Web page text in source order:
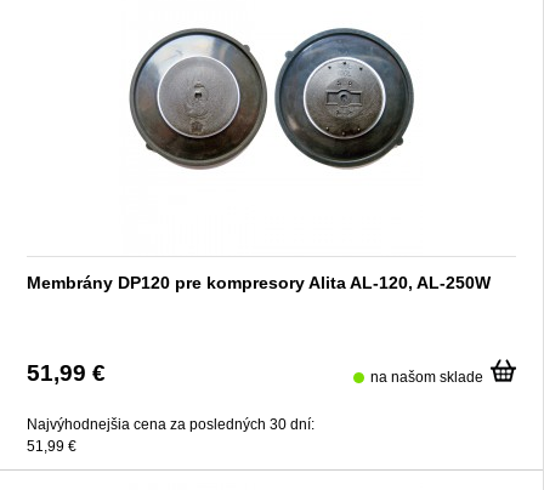
Membrány DP120 pre kompresory Alita AL-120, AL-250W
51,99 € na našom sklade
Najvýhodnejšia cena za posledných 30 dní:
51,99 €